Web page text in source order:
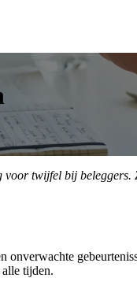
voor twijfel bij
tijden.